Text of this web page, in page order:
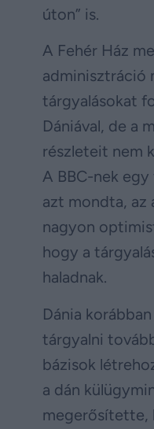
úton” is.
A Fehér Ház
adminisztráció
tárgyalásokat
Dániával, de a
részleteit nem
A BBC-nek
azt mondta, az
nagyon
hogy a
haladnak.
Dánia
tárgyalni
bázisok
a dán
megerősítette,